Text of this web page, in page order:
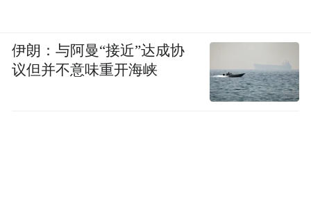
伊朗：与阿曼“接近”达成协
议但并不意味重开海峡